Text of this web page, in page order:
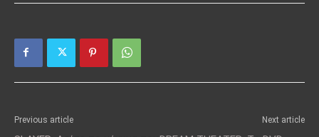
Previous article Next article